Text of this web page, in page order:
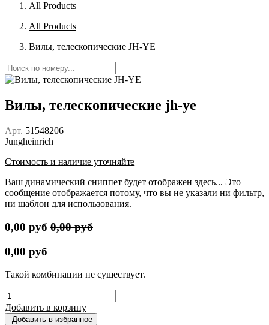
All Products
All Products
Вилы, телескопические JH-YE
Вилы, телескопические jh-ye
Арт. 51548206
Jungheinrich
Стоимость и наличие уточняйте
Ваш динамический сниппет будет отображен здесь... Это
сообщение отображается потому, что вы не указали ни фильтр,
ни шаблон для использования.
0,00 руб 0,00руб
0,00 руб
Такой комбинации не существует.
Добавить в корзину
Добавить в избранное